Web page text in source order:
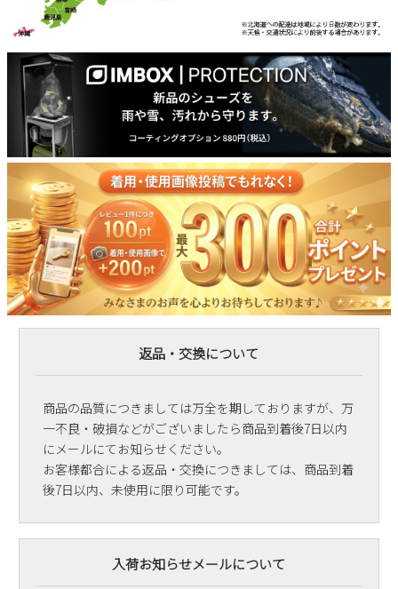
返品・交換について
商品の品質につきましては万全を期しておりますが、万
一不良・破損などがございましたら商品到着後7日以内
にメールにてお知らせください。
お客様都合による返品・交換につきましては、商品到着
後7日以内、未使用に限り可能です。
入荷お知らせメールについて